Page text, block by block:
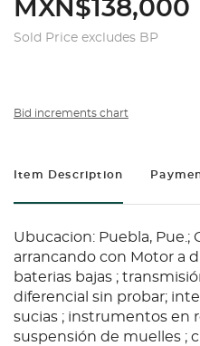
MXN$138,000
Sold Price excludes BP
Bid increments chart
Item Description
Ubucacion: Puebla, Pue.;
arrancando con Motor a
baterias bajas ;
diferencial sin probar;
sucias ; instrumentos en
suspensión de muelles ;